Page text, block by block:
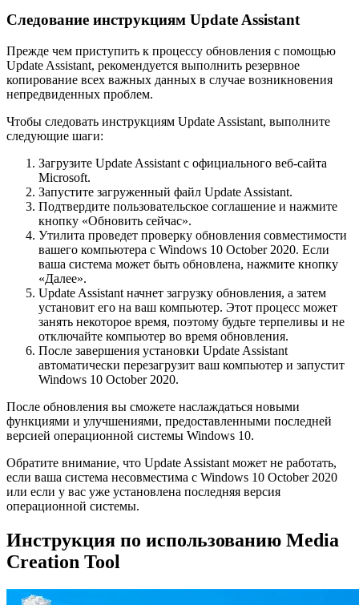
Следование инструкциям Update Assistant
Прежде чем приступить к процессу обновления с помощью
Update Assistant, рекомендуется выполнить резервное
копирование всех важных данных в случае возникновения
непредвиденных проблем.
Чтобы следовать инструкциям Update Assistant, выполните
следующие шаги:
Загрузите Update Assistant с официального веб-сайта
Microsoft.
Запустите загруженный файл Update Assistant.
Подтвердите пользовательское соглашение и нажмите
кнопку «Обновить сейчас».
Утилита проведет проверку обновления совместимости
вашего компьютера с Windows 10 October 2020. Если
ваша система может быть обновлена, нажмите кнопку
«Далее».
Update Assistant начнет загрузку обновления, а затем
установит его на ваш компьютер. Этот процесс может
занять некоторое время, поэтому будьте терпеливы и не
отключайте компьютер во время обновления.
После завершения установки Update Assistant
автоматически перезагрузит ваш компьютер и запустит
Windows 10 October 2020.
После обновления вы сможете наслаждаться новыми
функциями и улучшениями, предоставленными последней
версией операционной системы Windows 10.
Обратите внимание, что Update Assistant может не работать,
если ваша система несовместима с Windows 10 October 2020
или если у вас уже установлена последняя версия
операционной системы.
Инструкция по использованию Media
Creation Tool